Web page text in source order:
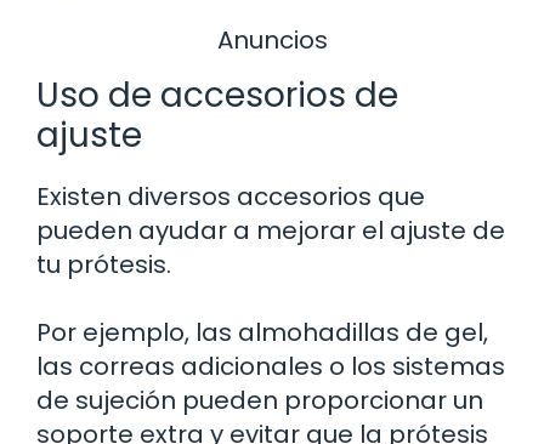
Anuncios
Uso de accesorios de
ajuste
Existen diversos accesorios que
pueden ayudar a mejorar el ajuste de
tu prótesis.
Por ejemplo, las almohadillas de gel,
las correas adicionales o los sistemas
de sujeción pueden proporcionar un
soporte extra y evitar que la prótesis